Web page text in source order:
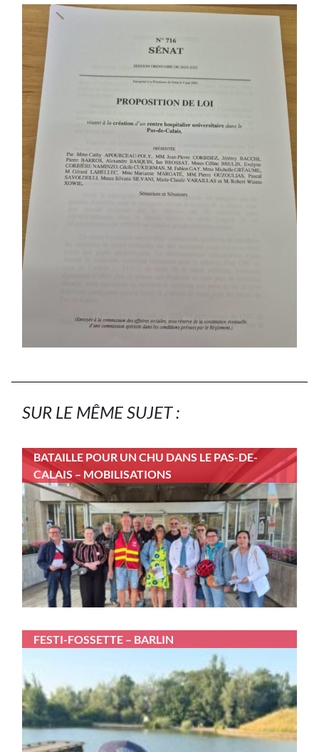
SUR LE MÊME SUJET :
BATAILLE POUR UN CHU DANS LE PAS-DE-
CALAIS – MOBILISATIONS
FESTI-FOSSETTE – BARLIN